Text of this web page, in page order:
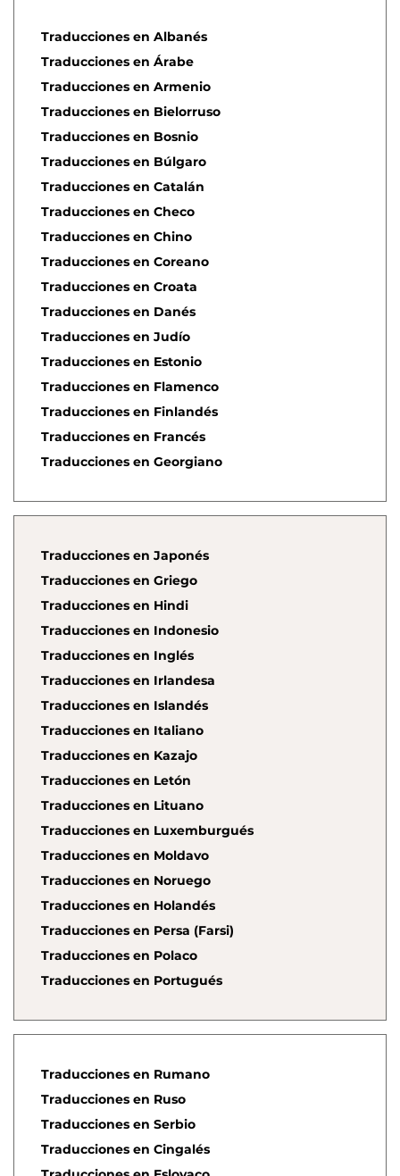
Traducciones en Albanés
Traducciones en Árabe
Traducciones en Armenio
Traducciones en Bielorruso
Traducciones en Bosnio
Traducciones en Búlgaro
Traducciones en Catalán
Traducciones en Checo
Traducciones en Chino
Traducciones en Coreano
Traducciones en Croata
Traducciones en Danés
Traducciones en Judío
Traducciones en Estonio
Traducciones en Flamenco
Traducciones en Finlandés
Traducciones en Francés
Traducciones en Georgiano
Traducciones en Japonés
Traducciones en Griego
Traducciones en Hindi
Traducciones en Indonesio
Traducciones en Inglés
Traducciones en Irlandesa
Traducciones en Islandés
Traducciones en Italiano
Traducciones en Kazajo
Traducciones en Letón
Traducciones en Lituano
Traducciones en Luxemburgués
Traducciones en Moldavo
Traducciones en Noruego
Traducciones en Holandés
Traducciones en Persa (Farsi)
Traducciones en Polaco
Traducciones en Portugués
Traducciones en Rumano
Traducciones en Ruso
Traducciones en Serbio
Traducciones en Cingalés